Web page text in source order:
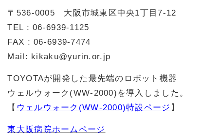
〒536-0005 大阪市城東区中央1丁目7-12
TEL : 06-6939-1125
FAX : 06-6939-7474
Mail: kikaku@yurin.or.jp
TOYOTAが開発した最先端のロボット機器
ウェルウォーク(WW-2000)を導入しました。
【 ウェルウォーク(WW-2000)特設ページ 】
東大阪病院ホームページ